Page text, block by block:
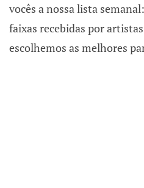
vocês a nossa lista
faixas recebidas por
escolhemos as melhores